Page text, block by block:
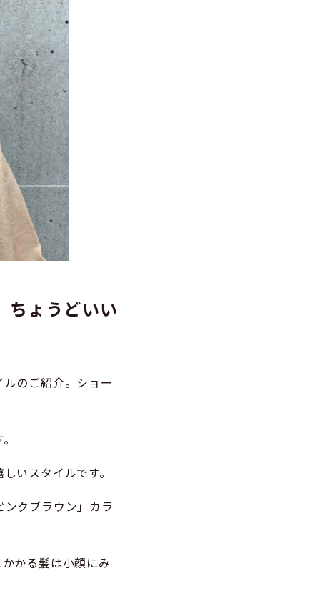
ちょうどいい
のご紹介。ショー
いスタイルです。
クブラウン」カラ
かる髪は小顔にみ